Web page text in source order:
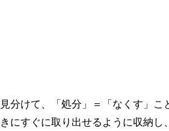
分けて、「処分」＝「なくす」こ
にすぐに取り出せるように収納し